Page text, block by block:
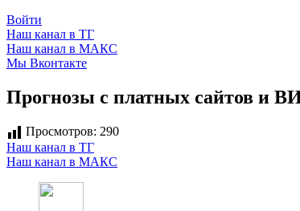
Войти
Наш канал в ТГ
Наш канал в МАКС
Мы Вконтакте
Прогнозы с платных сайтов и
Просмотров: 290
Наш канал в ТГ
Наш канал в МАКС